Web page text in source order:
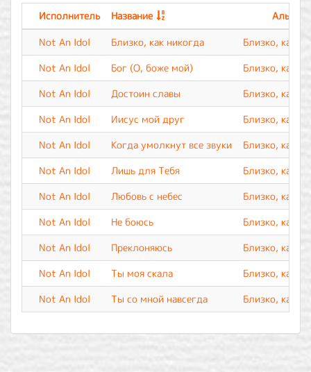
Исполнитель Название
Альбом
Not An Idol
Близко, как никогда
Близко, как
Not An Idol
Бог (О, боже мой)
Близко, как
Not An Idol
Достоин славы
Близко, как
Not An Idol
Иисус мой друг
Близко, как
Not An Idol
Когда умолкнут все звуки
Близко, как
Not An Idol
Лишь для Тебя
Близко, как
Not An Idol
Любовь с небес
Близко, как
Not An Idol
Не боюсь
Близко, как
Not An Idol
Преклоняюсь
Близко, как
Not An Idol
Ты моя скала
Близко, как
Not An Idol
Ты со мной навсегда Близко, как